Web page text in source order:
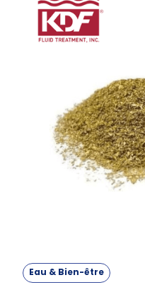
Eau & Bien-être